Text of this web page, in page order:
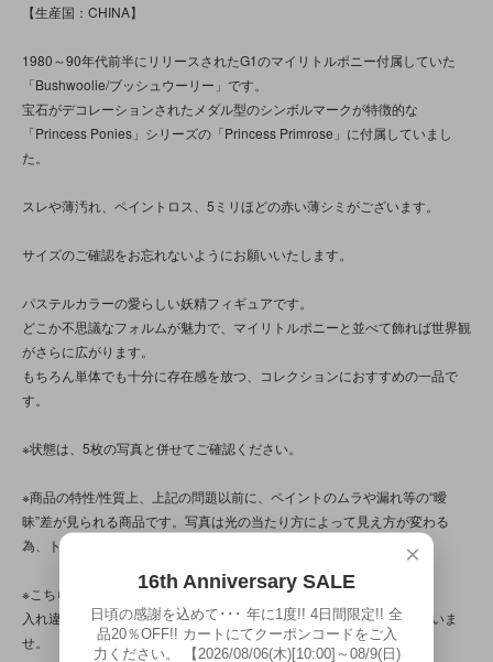
【生産国：CHINA】
1980～90年代前半にリリースされたG1のマイリトルポニー付属していた
「Bushwoolie/ブッシュウーリー」です。
宝石がデコレーションされたメダル型のシンボルマークが特徴的な
「Princess Ponies」シリーズの「Princess Primrose」に付属していまし
た。
スレや薄汚れ、ペイントロス、5ミリほどの赤い薄シミがございます。
サイズのご確認をお忘れないようにお願いいたします。
パステルカラーの愛らしい妖精フィギュアです。
どこか不思議なフォルムが魅力で、マイリトルポニーと並べて飾れば世界観
がさらに広がります。
もちろん単体でも十分に存在感を放つ、コレクションにおすすめの一品で
す。
※状態は、5枚の写真と併せてご確認ください。
※商品の特性/性質上、上記の問題以前に、ペイントのムラや漏れ等の“曖
昧”差が見られる商品です。写真は光の当たり方によって見え方が変わる
為、トータル的に判断いただけると幸いです。
※こちらの商品は店頭でも販売しています。
入れ違いで完売してしまう場合がございます。その際はご容赦くださいま
せ。
×
16th Anniversary SALE
日頃の感謝を込めて･･･ 年に1度!! 4日間限定!! 全
品20％OFF!! カートにてクーポンコードをご入
力ください。 【2026/08/06(木)[10:00]～08/9(日)